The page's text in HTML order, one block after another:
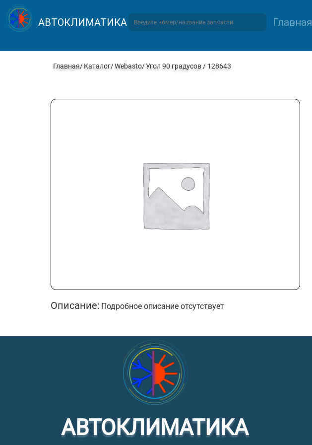
АВТОКЛИМАТИКА Главная
Главная Каталог Webasto Угол 90 градусов / 128643
Описание: Подробное описание отсутствует
АВТОКЛИМАТИКА